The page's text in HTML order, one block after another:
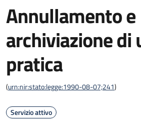
Annullamento e
archiviazione di
pratica
(urn:nir:stato:legge:1990-08-07;241)
Servizio attivo